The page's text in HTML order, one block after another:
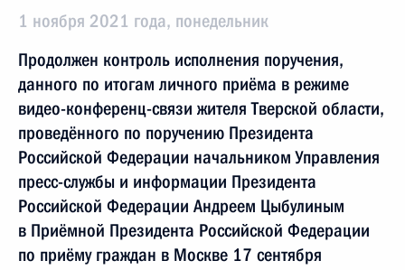
1 ноября 2021 года, понедельник
Продолжен контроль исполнения поручения,
данного по итогам личного приёма в режиме
видео-конференц-связи жителя Тверской области,
проведённого по поручению Президента
Российской Федерации начальником Управления
пресс-службы и информации Президента
Российской Федерации Андреем Цыбулиным
в Приёмной Президента Российской Федерации
по приёму граждан в Москве 17 сентября